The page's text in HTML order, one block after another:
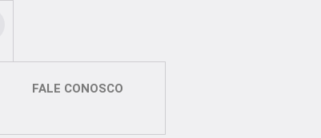
FALE CONOSCO